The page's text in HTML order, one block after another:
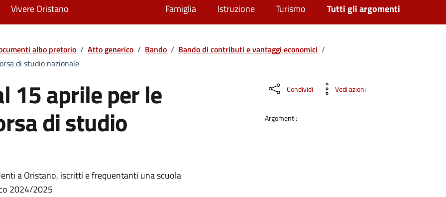
Vivere Oristano Famiglia Istruzione Turismo Tutti gli argomenti
albo pretorio / Atto generico / Bando / Bando di contributi e vantaggi economici /
di studio nazionale
15 aprile per le
di studio
a Oristano, iscritti e frequentanti una scuola
2024/2025
Condividi Vedi azioni
Argomenti: